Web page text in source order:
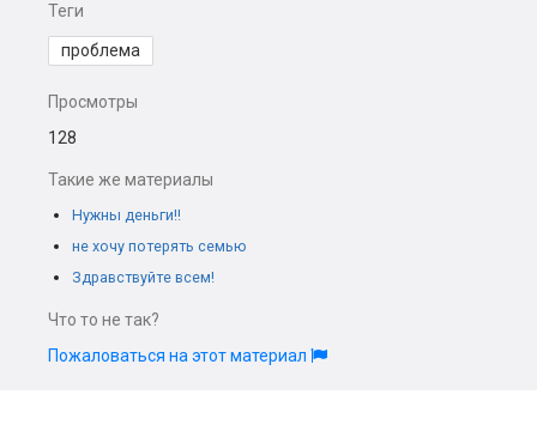
Теги
проблема
Просмотры
128
Такие же материалы
Нужны деньги!!
не хочу потерять семью
Здравствуйте всем!
Что то не так?
Пожаловаться на этот материал